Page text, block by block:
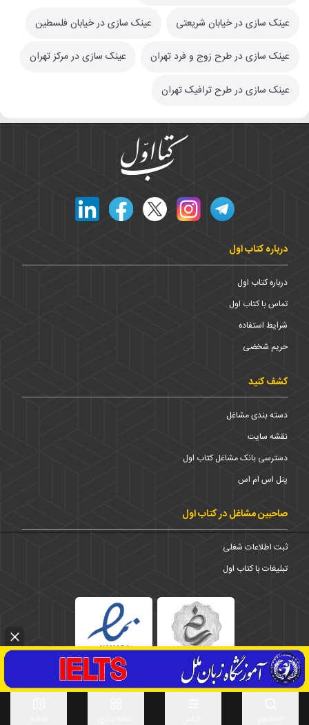
عینک سازی در خیابان شریعتی عینک سازی در خیابان فلسطین
عینک سازی در طرح زوج و فرد تهران عینک سازی در مرکز تهران
عینک سازی در طرح ترافیک تهران
درباره کتاب اول
درباره کتاب اول
تماس با کتاب اول
شرایط استفاده
حریم شخضی
کشف کنید
دسته بندی مشاغل
نقشه سایت
دسترسی بانک مشاغل کتاب اول
پنل اس ام اس
صاحبین مشاغل در کتاب اول
ثبت اطلاعات شغلی
تبلیغات با کتاب اول